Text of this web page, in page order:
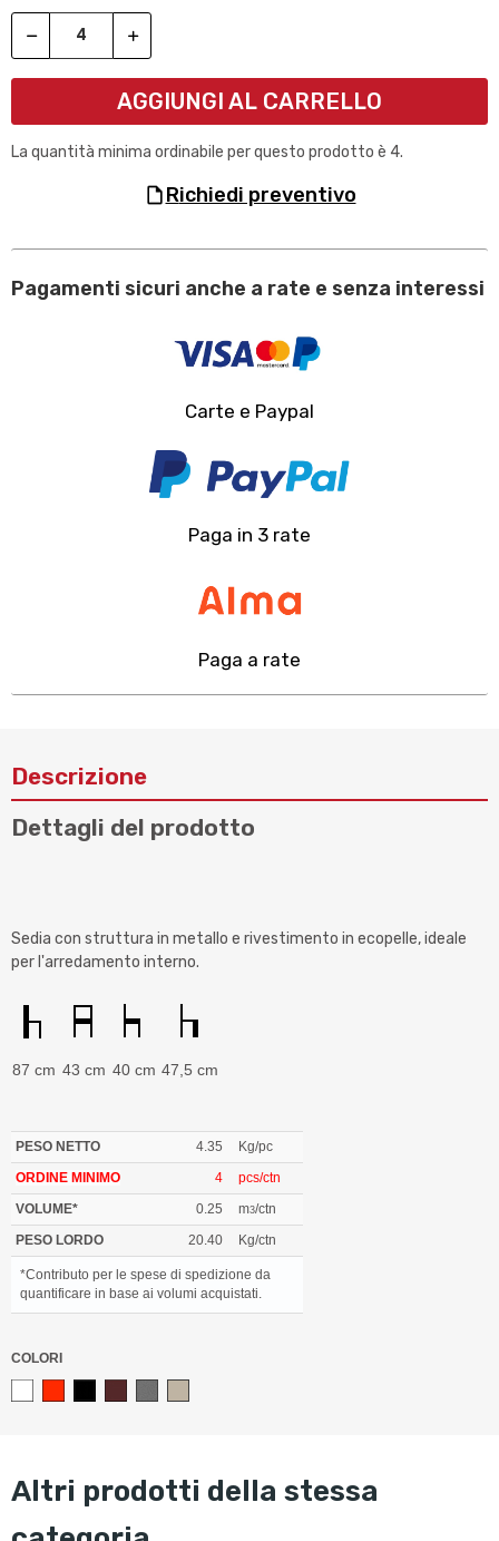
AGGIUNGI AL CARRELLO
La quantità minima ordinabile per questo prodotto è 4.
richiedi preventivo
Pagamenti sicuri anche a rate e senza interessi
Carte e Paypal
Paga in 3 rate
Paga a rate
Descrizione
Dettagli del prodotto
Sedia con struttura in metallo e rivestimento in ecopelle, ideale
per l'arredamento interno.
87 cm 43 cm 40 cm 47,5 cm
*Contributo per le spese di spedizione da
quantificare in base ai volumi acquistati.
PESO NETTO 4.35
Kg/pc
ORDINE MINIMO
4
pcs/ctn
VOLUME*
0.25 m3/ctn
PESO LORDO
20.40 Kg/ctn
COLORI
altri prodotti della stessa